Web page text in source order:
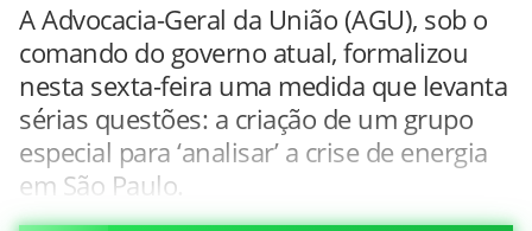
A Advocacia-Geral da União (AGU), sob o
comando do governo atual, formalizou
nesta sexta-feira uma medida que levanta
sérias questões: a criação de um grupo
especial para ‘analisar’ a crise de energia
em São Paulo.